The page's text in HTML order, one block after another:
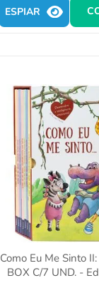
ESPIAR
Como Eu Me Sinto
BOX C/7 UND. -